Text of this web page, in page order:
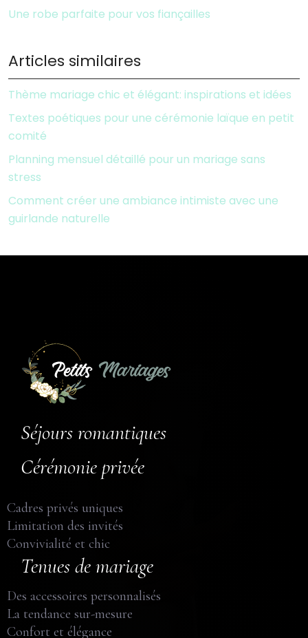
Une robe parfaite pour vos fiançailles
Articles similaires
Thème mariage chic et élégant: inspirations et idées
Textes poétiques pour une cérémonie laïque en petit
comité
Planning mensuel détaillé pour un mariage sans
stress
Comment créer une ambiance intimiste avec une
guirlande naturelle
Séjours romantiques
Cérémonie privée
Cadres privés uniques
Limitation des invités
Convivialité et chic
Tenues de mariage
Des accessoires personnalisés
La tendance sur-mesure
Confort et élégance